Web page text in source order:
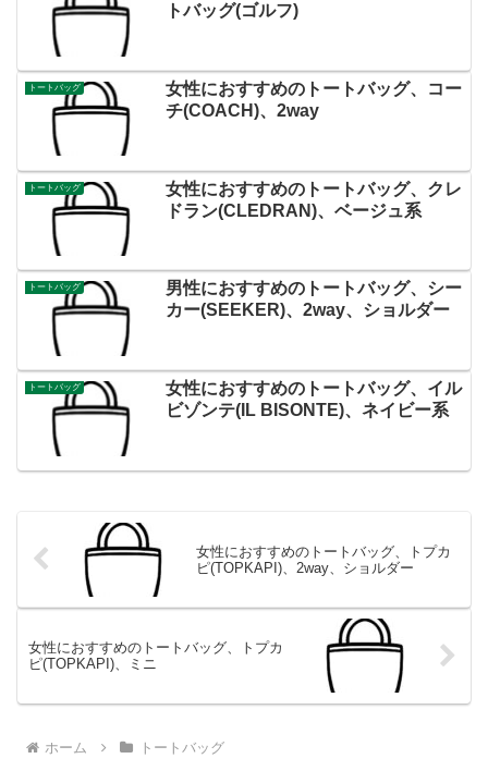
トバッグ(ゴルフ)
トートバッグ
女性におすすめのトートバッグ、コー
チ(COACH)、2way
トートバッグ
女性におすすめのトートバッグ、クレ
ドラン(CLEDRAN)、ベージュ系
トートバッグ
男性におすすめのトートバッグ、シー
カー(SEEKER)、2way、ショルダー
トートバッグ
女性におすすめのトートバッグ、イル
ビゾンテ(IL BISONTE)、ネイビー系
女性におすすめのトートバッグ、トプカ
ピ(TOPKAPI)、2way、ショルダー
女性におすすめのトートバッグ、トプカ
ピ(TOPKAPI)、ミニ
ホーム トートバッグ